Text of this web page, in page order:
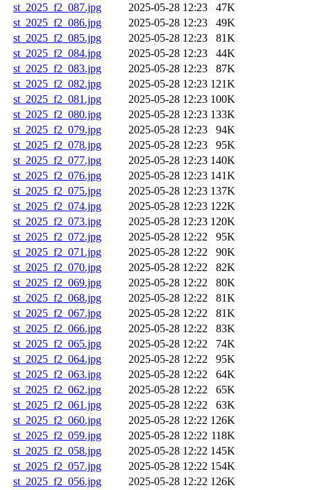
st_2025_f2_087.jpg
2025-05-28 12:23
47K
st_2025_f2_086.jpg
2025-05-28 12:23
49K
st_2025_f2_085.jpg
2025-05-28 12:23
81K
st_2025_f2_084.jpg
2025-05-28 12:23
44K
st_2025_f2_083.jpg
2025-05-28 12:23
87K
st_2025_f2_082.jpg
2025-05-28 12:23 121K
st_2025_f2_081.jpg
2025-05-28 12:23 100K
st_2025_f2_080.jpg
2025-05-28 12:23 133K
st_2025_f2_079.jpg
2025-05-28 12:23
94K
st_2025_f2_078.jpg
2025-05-28 12:23
95K
st_2025_f2_077.jpg
2025-05-28 12:23 140K
st_2025_f2_076.jpg
2025-05-28 12:23 141K
st_2025_f2_075.jpg
2025-05-28 12:23 137K
st_2025_f2_074.jpg
2025-05-28 12:23 122K
st_2025_f2_073.jpg
2025-05-28 12:23 120K
st_2025_f2_072.jpg
2025-05-28 12:22
95K
st_2025_f2_071.jpg
2025-05-28 12:22
90K
st_2025_f2_070.jpg
2025-05-28 12:22
82K
st_2025_f2_069.jpg
2025-05-28 12:22
80K
st_2025_f2_068.jpg
2025-05-28 12:22
81K
st_2025_f2_067.jpg
2025-05-28 12:22
81K
st_2025_f2_066.jpg
2025-05-28 12:22
83K
st_2025_f2_065.jpg
2025-05-28 12:22
74K
st_2025_f2_064.jpg
2025-05-28 12:22
95K
st_2025_f2_063.jpg
2025-05-28 12:22
64K
st_2025_f2_062.jpg
2025-05-28 12:22
65K
st_2025_f2_061.jpg
2025-05-28 12:22
63K
st_2025_f2_060.jpg
2025-05-28 12:22 126K
st_2025_f2_059.jpg
2025-05-28 12:22 118K
st_2025_f2_058.jpg
2025-05-28 12:22 145K
st_2025_f2_057.jpg
2025-05-28 12:22 154K
st_2025_f2_056.jpg
2025-05-28 12:22 126K